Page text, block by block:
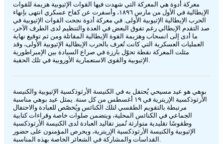
معركة أدوة هي المعركة التي شهدت فيها القوات الإثيوبية هزيمة للقوات
الإيطالية في الأول من مارس ١٨٩٦، وأسفرت عن كفاح عسكري انتهى بإنهاء
الحرب الإيطالية الإثيوبية الأولى. في معركة أدوة نجحت القوات الإثيوبية في
صد التقدم الإيطالي رغم تفوق البعض في العدة والتنظيم لدى الطرف الآخر،
ما أدى إلى انسحاب وهزيمة القوة الإيطالية المقاتلة ومن ثم توقيع نهاية
العمليات العسكرية التي كانت تُعرف بالحرب الإيطالية الإثيوبية الأولى، وقد
مثلت المعركة نقطة تحوّل بارزة في صراع السيادة بين الإمبراطورية
الإثيوبية والقوى الاستعمارية الأوروبية في تلك الحقبة.
بوهي هو عيد مسيحي يُحتفل به في الكنيسة الأرثوذكسية الإثيوبية والكنيسة
الأرثوذكسية الإريترية في ١٩ أغسطس من كل سنة. يمثل عيد بوهي مناسبة
مرتبطة بالتقويم الطقسي لتلك الكنائس ويُخصّص للعبادة والاحتفال
الجماعي في الكنائس المحلية، ويتضمن صلوات خاصة وقراءات كتابية
وطقوسًا تقليدية متوارثة تُميز تقاليد العبادة لدى الكنيسة الأرثوذكسية
الإثيوبية والكنيسة الأرثوذكسية الإريترية، ويحرص المؤمنون على حضور
القداسات والمشاركة في الشعائر الخاصة بهذه المناسبة.